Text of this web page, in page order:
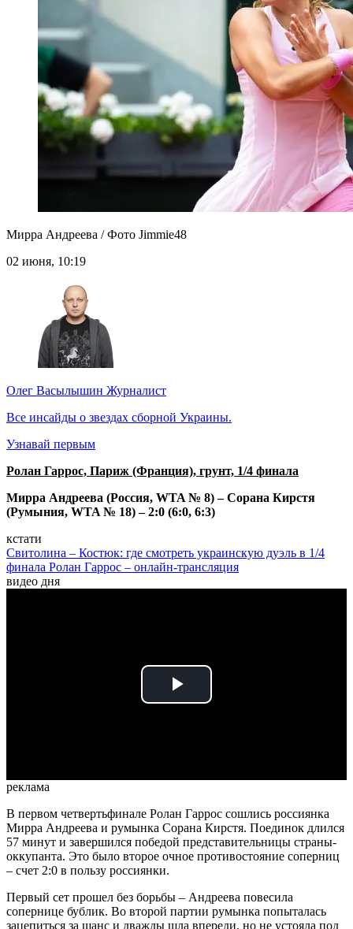
Мирра Андреева / Фото Jimmie48
02 июня, 10:19
Олег Васылышин Журналист
Все инсайды о звездах сборной Украины.
Узнавай первым
Ролан Гаррос, Париж (Франция), грунт, 1/4 финала
Мирра Андреева (Россия, WTA № 8) – Сорана Кирстя
(Румыния, WTA № 18) – 2:0 (6:0, 6:3)
кстати
Свитолина – Костюк: где смотреть украинскую дуэль в 1/4
финала Ролан Гаррос – онлайн-трансляция
видео дня
Play
реклама
В первом четвертьфинале Ролан Гаррос сошлись россиянка
Мирра Андреева и румынка Сорана Кирстя. Поединок длился
57 минут и завершился победой представительницы страны-
оккупанта. Это было второе очное противостояние соперниц
– счет 2:0 в пользу россиянки.
Первый сет прошел без борьбы – Андреева повесила
сопернице бублик. Во второй партии румынка попыталась
зацепиться за шанс и дважды шла впереди, но не устояла под